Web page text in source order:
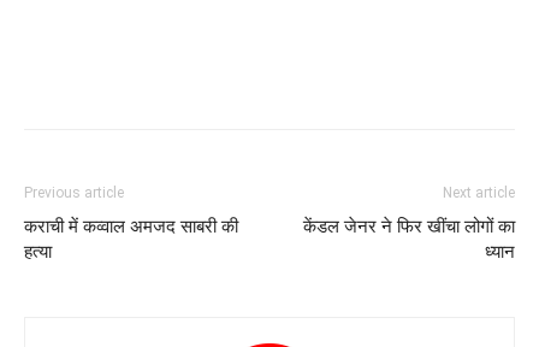
Previous article
कराची में कव्‍वाल अमजद साबरी की
हत्‍या
Next article
केंडल जेनर ने फिर खींचा लोगों का
ध्‍यान